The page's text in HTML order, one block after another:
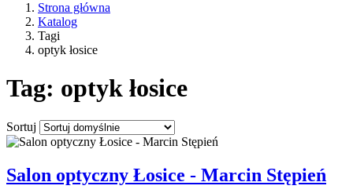
Strona główna
Katalog
Tagi
optyk łosice
Tag: optyk łosice
Sortuj
Salon optyczny Łosice - Marcin Stępień